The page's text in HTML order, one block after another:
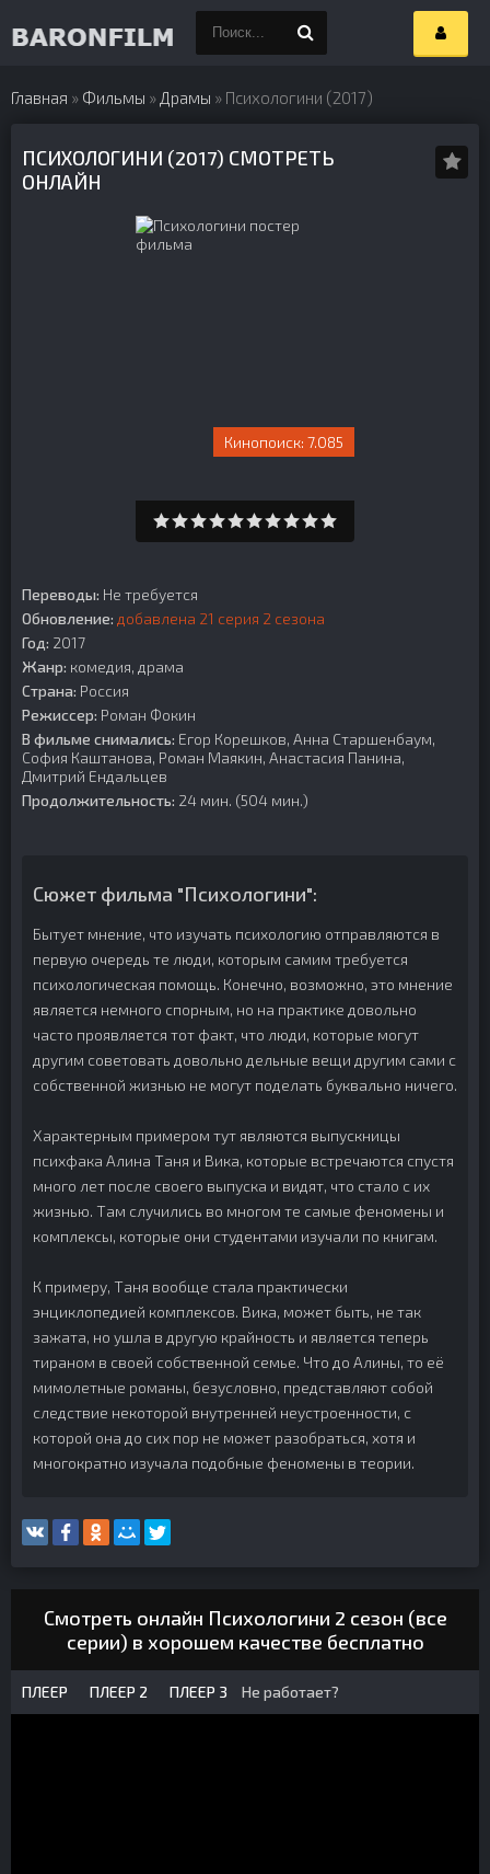
Главная » Фильмы » Драмы » Психологини (2017)
ПСИХОЛОГИНИ (2017) СМОТРЕТЬ
ОНЛАЙН
7.085
Переводы: Не требуется
Обновление: добавлена 21 серия 2 сезона
Год: 2017
Жанр: комедия, драма
Страна: Россия
Режиссер: Роман Фокин
В фильме снимались: Егор Корешков, Анна Старшенбаум,
София Каштанова, Роман Маякин, Анастасия Панина,
Дмитрий Ендальцев
Продолжительность: 24 мин. (504 мин.)
Сюжет фильма "Психологини":
Бытует мнение, что изучать психологию отправляются в
первую очередь те люди, которым самим требуется
психологическая помощь. Конечно, возможно, это мнение
является немного спорным, но на практике довольно
часто проявляется тот факт, что люди, которые могут
другим советовать довольно дельные вещи другим сами с
собственной жизнью не могут поделать буквально ничего.
Характерным примером тут являются выпускницы
психфака Алина Таня и Вика, которые встречаются спустя
много лет после своего выпуска и видят, что стало с их
жизнью. Там случились во многом те самые феномены и
комплексы, которые они студентами изучали по книгам.
К примеру, Таня вообще стала практически
энциклопедией комплексов. Вика, может быть, не так
зажата, но ушла в другую крайность и является теперь
тираном в своей собственной семье. Что до Алины, то её
мимолетные романы, безусловно, представляют собой
следствие некоторой внутренней неустроенности, с
которой она до сих пор не может разобраться, хотя и
многократно изучала подобные феномены в теории.
Смотреть онлайн Психологини 2 сезон (все
серии) в хорошем качестве бесплатно
ПЛЕЕР ПЛЕЕР 2 ПЛЕЕР 3 Не работает?